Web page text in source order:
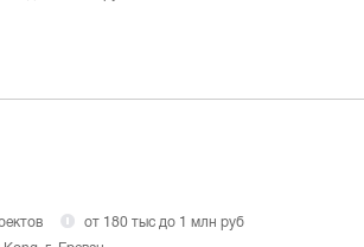
от 180 тыс до 1 млн руб